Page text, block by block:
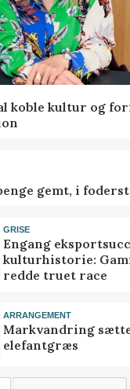
koble kultur og
gemt, i
GRISE
Engang
kulturhistorie:
redde truet race
ARRANGEMENT
Markvandring
elefantgræs